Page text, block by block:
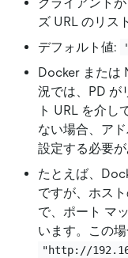
ズ URL のリスト
デフォルト値:
Docker または
況では、PD が
ト URL を介し
ない場合、ア
設定する必要が
たとえば、
ですが、ホス
で、ポート マ
います。この場
"http://